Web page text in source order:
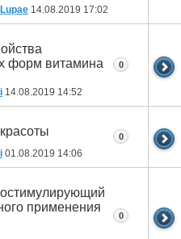
14.08.2019 17:02
форм витамина
14.08.2019 14:52
0
01.08.2019 14:06
0
применения
0